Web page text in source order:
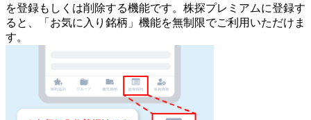
を登録もしくは削除する機能です。 株探プレミアムに登録す
ると、「お気に入り銘柄」機能を無制限でご利用いただけま
す。